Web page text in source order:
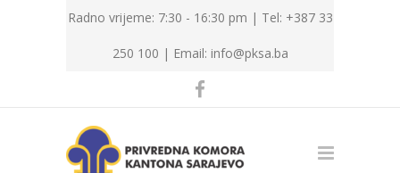
Radno vrijeme: 7:30 - 16:30 pm | Tel: +387 33
250 100 | Email: info@pksa.ba